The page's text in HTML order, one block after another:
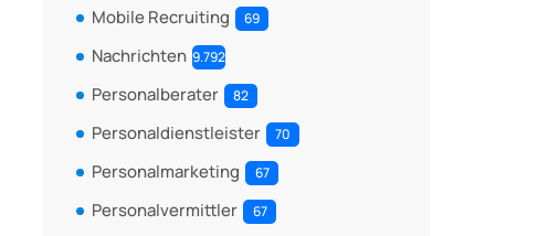
Mobile Recruiting 69
Nachrichten 9.792
Personalberater 82
Personaldienstleister 70
Personalmarketing 67
Personalvermittler 67